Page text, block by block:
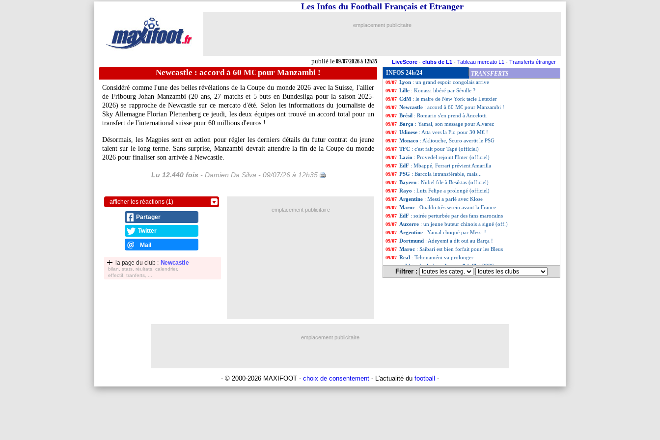
publié le09/07/2026 à 12h35
Les Infos du Football Français et Etranger
emplacement publicitaire
LiveScore - clubs de L1 - Tableau mercato L1 - Transferts étranger
Newcastle : accord à 60 M€ pour Manzambi !
Considéré comme l'une des belles révélations de la Coupe du monde 2026 avec la Suisse, l'ailier
de Fribourg Johan Manzambi(20 ans, 27 matchs et 5 buts en Bundesliga pour la saison 2025-
2026) se rapproche de Newcastle sur ce mercato d'été. Selon les informations du journaliste de
Sky Allemagne Florian Plettenberg ce jeudi, les deux équipes ont trouvé un accord total pour un
transfert de l'international suisse pour 60 millions d'euros !
Désormais, les Magpies sont en action pour régler les derniers détails du futur contrat du jeune
talent sur le long terme. Sans surprise, Manzambi devrait attendre la fin de la Coupe du monde
2026 pour finaliser son arrivée à Newcastle.
Lu 12.440 fois - Damien Da Silva - 09/07/26 à 12h35
afficher les réactions (1)
Partager
Twitter
Mail
la page du club : Newcastle
bilan, stats, réultats, calendrier,
effectif, tranferts, ...
INFOS 24h/24 TRANSFERTS
09/07 Palace: Mingueza en approche
09/07 Atletico
09/07 Barça: Adeyemi, un gros écart avec Dortmund
09/07 FIFA: Collina contre-attaque
09/07 Lyon : un grand espoir congolais arrive
09/07 Lille : Kouassi libéré par Séville ?
09/07 CdM : le maire de New York tacle Letexier
09/07 Newcastle : accord à 60 M€ pour Manzambi !
09/07 Brésil : Romario s'en prend à Ancelotti
09/07 Barça : Yamal, son message pour Alvarez
09/07 Udinese : Atta vers la Fio pour 30 M€ !
09/07 Monaco : Akliouche, Scuro avertit le PSG
09/07 TFC : c'est fait pour Tapé (officiel)
09/07 Lazio : Provedel rejoint l'Inter (officiel)
09/07 EdF : Mbappé, Ferrari prévient Amarilla
09/07 PSG : Barcola intransférable, mais...
09/07 Bayern : Nübel file à Besiktas (officiel)
09/07 Rayo : Luiz Felipe a prolongé (officiel)
09/07 Argentine : Messi a parlé avec Klose
09/07 Maroc : Ouahbi très serein avant la France
09/07 EdF : soirée perturbée par des fans marocains
09/07 Auxerre : un jeune buteur chinois a signé (off.)
09/07 Argentine : Yamal choqué par Messi !
09/07 Dortmund : Adeyemi a dit oui au Barça !
09/07 Maroc : Saibari est bien forfait pour les Bleus
09/07 Real : Tchouaméni va prolonger
... Liste des brèves du mer. 8 juillet 2026
Liste des brèves du mar. 7 juillet 2026
Filtrer :
emplacement publicitaire
emplacement publicitaire
- © 2000-2026 MAXIFOOT - choix de consentement - L'actualité du football -